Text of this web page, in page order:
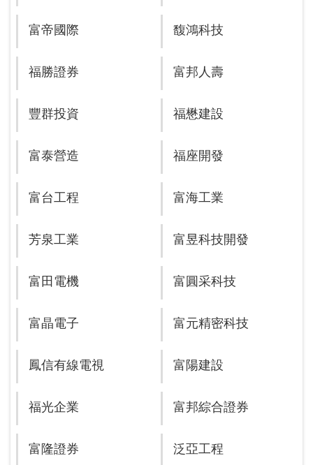
富帝國際 馥鴻科技
福勝證券 富邦人壽
豐群投資 福懋建設
富泰營造 福座開發
富台工程 富海工業
芳泉工業 富昱科技開發
富田電機 富圓采科技
富晶電子 富元精密科技
鳳信有線電視 富陽建設
福光企業 富邦綜合證券
富隆證券 泛亞工程